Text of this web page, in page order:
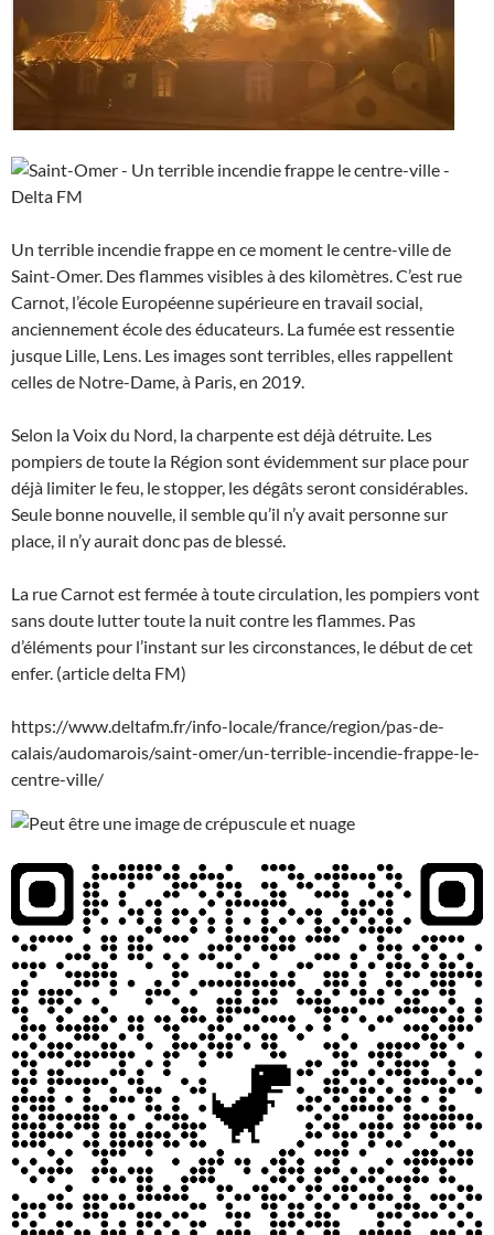
Un terrible incendie frappe en ce moment le centre-ville de
Saint-Omer. Des flammes visibles à des kilomètres. C’est rue
Carnot, l’école Européenne supérieure en travail social,
anciennement école des éducateurs. La fumée est ressentie
jusque Lille, Lens. Les images sont terribles, elles rappellent
celles de Notre-Dame, à Paris, en 2019.
Selon la Voix du Nord, la charpente est déjà détruite. Les
pompiers de toute la Région sont évidemment sur place pour
déjà limiter le feu, le stopper, les dégâts seront considérables.
Seule bonne nouvelle, il semble qu’il n’y avait personne sur
place, il n’y aurait donc pas de blessé.
La rue Carnot est fermée à toute circulation, les pompiers vont
sans doute lutter toute la nuit contre les flammes. Pas
d’éléments pour l’instant sur les circonstances, le début de cet
enfer. (article delta FM)
https://www.deltafm.fr/info-locale/france/region/pas-de-
calais/audomarois/saint-omer/un-terrible-incendie-frappe-le-
centre-ville/